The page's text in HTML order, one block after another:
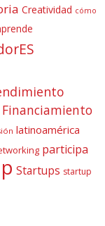
Creatividad cómo
Financiamiento
latinoamérica
participa
Startups startup